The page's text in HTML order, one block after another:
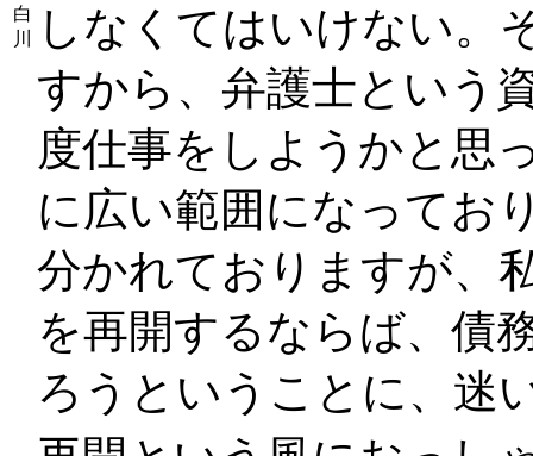
白
川
しなくてはいけない。
すから、弁護士という
度仕事をしようかと思
に広い範囲になってお
分かれておりますが、
を再開するならば、債
ろうということに、迷